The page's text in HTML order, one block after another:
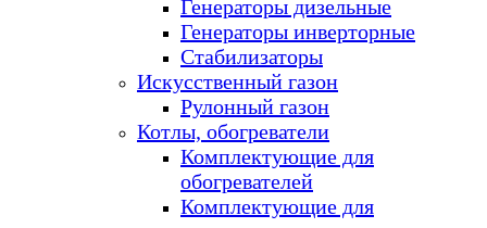
Генераторы дизельные
Генераторы инверторные
Стабилизаторы
Искусственный газон
Рулонный газон
Котлы, обогреватели
Комплектующие для
обогревателей
Комплектующие для